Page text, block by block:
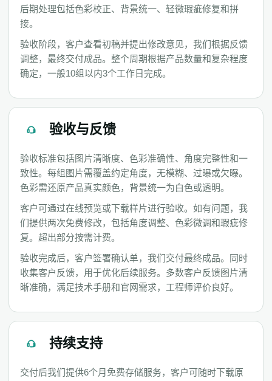
后期处理包括色彩校正、背景统一、轻微瑕疵修复和拼
接。
验收阶段，客户查看初稿并提出修改意见，我们根据反馈
调整，最终交付成品。整个周期根据产品数量和复杂程度
确定，一般10组以内3个工作日完成。
验收与反馈
验收标准包括图片清晰度、色彩准确性、角度完整性和一
致性。每组图片需覆盖约定角度，无模糊、过曝或欠曝。
色彩需还原产品真实颜色，背景统一为白色或透明。
客户可通过在线预览或下载样片进行验收。如有问题，我
们提供两次免费修改，包括角度调整、色彩微调和瑕疵修
复。超出部分按需计费。
验收完成后，客户签署确认单，我们交付最终成品。同时
收集客户反馈，用于优化后续服务。多数客户反馈图片清
晰准确，满足技术手册和官网需求，工程师评价良好。
持续支持
交付后我们提供6个月免费存储服务，客户可随时下载原